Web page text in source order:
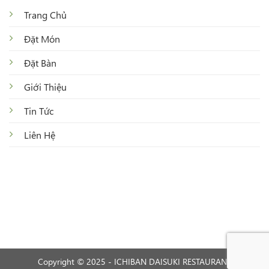
Trang Chủ
Đặt Món
Đặt Bàn
Giới Thiệu
Tin Tức
Liên Hệ
Copyright © 2025 - ICHIBAN DAISUKI RESTAURANT